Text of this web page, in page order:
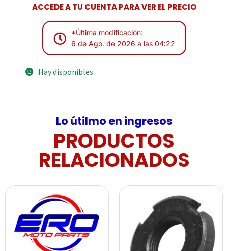
ACCEDE A TU CUENTA PARA VER EL PRECIO
*Última modificación:
6 de Ago. de 2026 a las 04:22
Hay disponibles
Lo útilmo en ingresos
PRODUCTOS
RELACIONADOS